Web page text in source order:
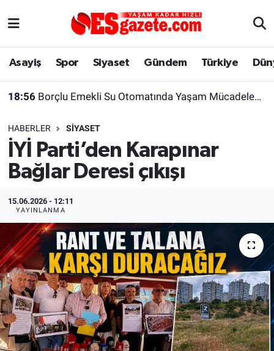
Asayiş Spor Siyaset Gündem Türkiye
18:56 Borçlu Emekli Su Otomatında Yaşam Mücadelesi Veriyor
HABERLER SIYASET
İYİ Parti’den Karapınar
Bağlar Deresi çıkışı
15.06.2026 - 12:11
YAYINLANMA
Asayiş
Gündem
Türkiye
Dünya
Sağlık
Alış-Veriş/İş dünyası
Yaşam
Eskişehirspor Arşivi
Eskişehir Arşivi
Röportaj
Ekonomi
Kültür Sanat
Politika
Bilecik
Eskişehir Nöbetçi Eczaneler
Süper Lig Puan Durumu ve Fikstür
Tüm Manşetler
Son Dakika Haberleri
Haber Arşivi